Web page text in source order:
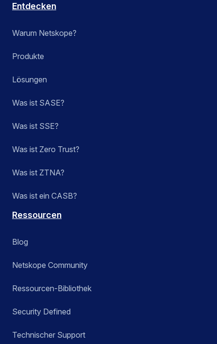
Entdecken
Warum Netskope?
Produkte
Lösungen
Was ist SASE?
Was ist SSE?
Was ist Zero Trust?
Was ist ZTNA?
Was ist ein CASB?
Ressourcen
Blog
Netskope Community
Ressourcen-Bibliothek
Security Defined
Technischer Support